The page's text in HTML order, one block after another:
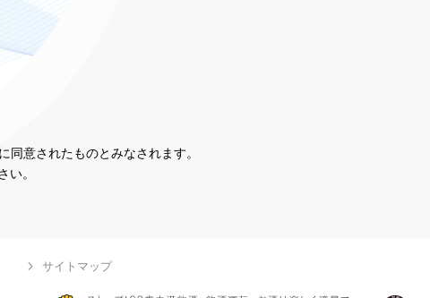
意されたものとみなされます。
い。
サイトマップ